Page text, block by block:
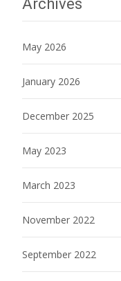
Archives
May 2026
January 2026
December 2025
May 2023
March 2023
November 2022
September 2022